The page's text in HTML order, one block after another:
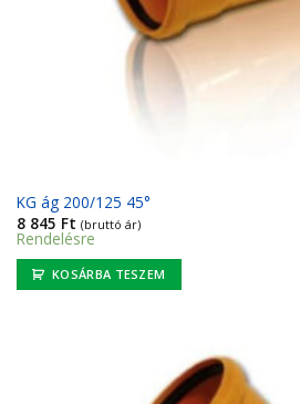
KG ág 200/125 45°
8 845 Ft (bruttó ár)
Rendelésre
KOSÁRBA TESZEM